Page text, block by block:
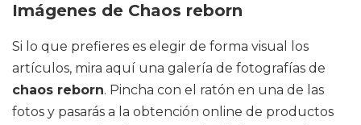
Imágenes de Chaos reborn
Si lo que prefieres es elegir de forma visual los
artículos, mira aquí una galería de fotografías de
chaos reborn. Pincha con el ratón en una de las
fotos y pasarás a la obtención online de productos